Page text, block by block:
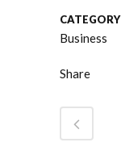
CATEGORY
Business
Share